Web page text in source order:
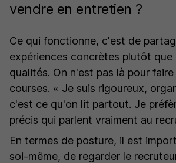
vendre en entretien ?
Ce qui fonctionne, c'est de
expériences concrètes plutôt que
qualités. On n'est pas là pour
courses. « Je suis rigoureux,
c'est ce qu'on lit partout. Je
précis qui parlent vraiment au
En termes de posture, il est
soi-même, de regarder le